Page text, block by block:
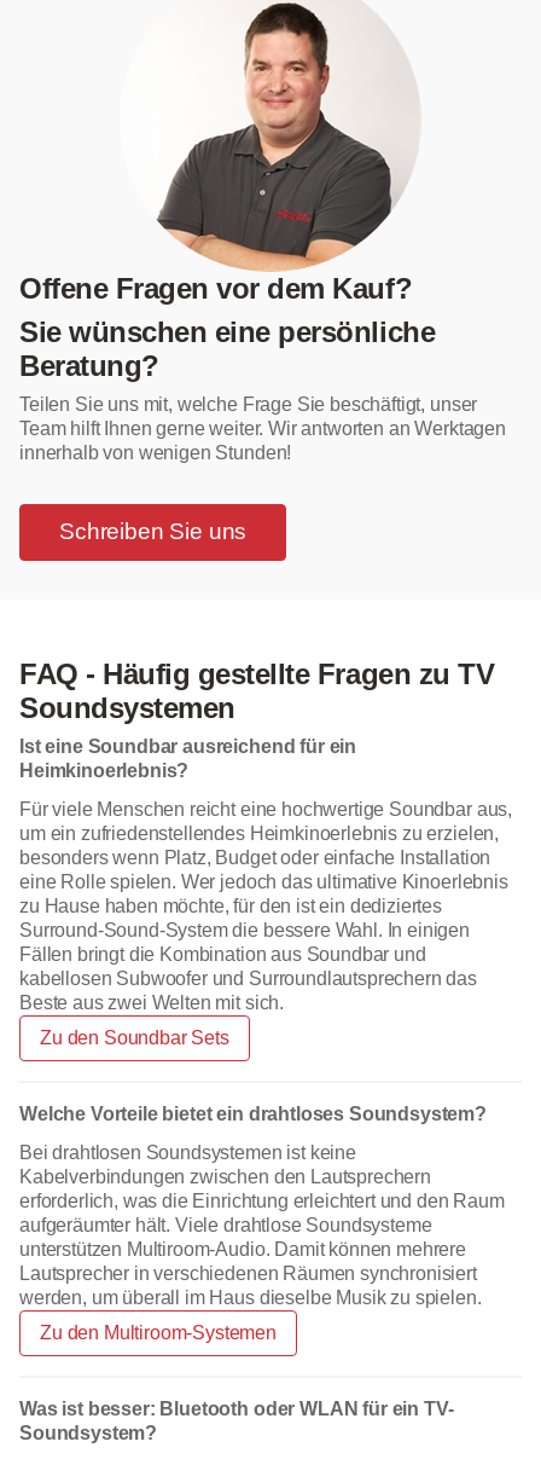
Offene Fragen vor dem Kauf?
Sie wünschen eine persönliche
Beratung?
Teilen Sie uns mit, welche Frage Sie beschäftigt, unser
Team hilft Ihnen gerne weiter. Wir antworten an Werktagen
innerhalb von wenigen Stunden!
Schreiben Sie uns
FAQ - Häufig gestellte Fragen zu TV
Soundsystemen
Ist eine Soundbar ausreichend für ein
Heimkinoerlebnis?
Für viele Menschen reicht eine hochwertige Soundbar aus,
um ein zufriedenstellendes Heimkinoerlebnis zu erzielen,
besonders wenn Platz, Budget oder einfache Installation
eine Rolle spielen. Wer jedoch das ultimative Kinoerlebnis
zu Hause haben möchte, für den ist ein dediziertes
Surround-Sound-System die bessere Wahl. In einigen
Fällen bringt die Kombination aus Soundbar und
kabellosen Subwoofer und Surroundlautsprechern das
Beste aus zwei Welten mit sich.
Zu den Soundbar Sets
Welche Vorteile bietet ein drahtloses Soundsystem?
Bei drahtlosen Soundsystemen ist keine
Kabelverbindungen zwischen den Lautsprechern
erforderlich, was die Einrichtung erleichtert und den Raum
aufgeräumter hält. Viele drahtlose Soundsysteme
unterstützen Multiroom-Audio. Damit können mehrere
Lautsprecher in verschiedenen Räumen synchronisiert
werden, um überall im Haus dieselbe Musik zu spielen.
Zu den Multiroom-Systemen
Was ist besser: Bluetooth oder WLAN für ein TV-
Soundsystem?